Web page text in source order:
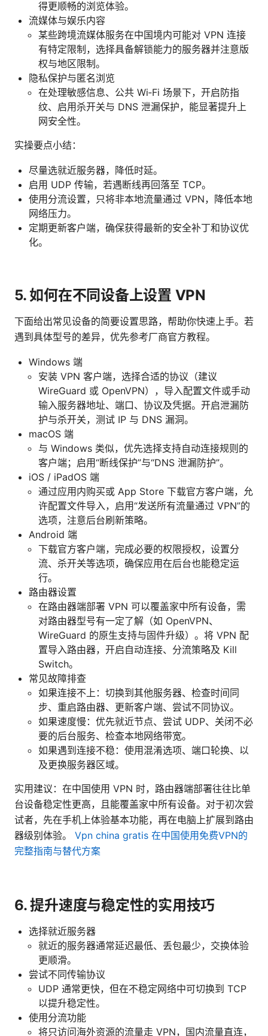
得更顺畅的浏览体验。
流媒体与娱乐内容
某些跨境流媒体服务在中国境内可能对 VPN 连接
有特定限制，选择具备解锁能力的服务器并注意版
权与地区限制。
隐私保护与匿名浏览
在处理敏感信息、公共 Wi‑Fi 场景下，开启防指
纹、启用杀开关与 DNS 泄漏保护，能显著提升上
网安全性。
实操要点小结：
尽量选就近服务器，降低时延。
启用 UDP 传输，若遇断线再回落至 TCP。
使用分流设置，只将非本地流量通过 VPN，降低本地
网络压力。
定期更新客户端，确保获得最新的安全补丁和协议优
化。
5. 如何在不同设备上设置 VPN
下面给出常见设备的简要设置思路，帮助你快速上手。若
遇到具体型号的差异，优先参考厂商官方教程。
Windows 端
安装 VPN 客户端，选择合适的协议（建议
WireGuard 或 OpenVPN），导入配置文件或手动
输入服务器地址、端口、协议及凭据。开启泄漏防
护与杀开关，测试 IP 与 DNS 漏洞。
macOS 端
与 Windows 类似，优先选择支持自动连接规则的
客户端；启用“断线保护”与“DNS 泄漏防护”。
iOS / iPadOS 端
通过应用内购买或 App Store 下载官方客户端，允
许配置文件导入，启用“发送所有流量通过 VPN”的
选项，注意后台刷新策略。
Android 端
下载官方客户端，完成必要的权限授权，设置分
流、杀开关等选项，确保应用在后台也能稳定运
行。
路由器设置
在路由器端部署 VPN 可以覆盖家中所有设备，需
对路由器型号有一定了解（如 OpenVPN、
WireGuard 的原生支持与固件升级）。将 VPN 配
置导入路由器，开启自动连接、分流策略及 Kill
Switch。
常见故障排查
如果连接不上：切换到其他服务器、检查时间同
步、重启路由器、更新客户端、尝试不同协议。
如果速度慢：优先就近节点、尝试 UDP、关闭不必
要的后台服务、检查本地网络带宽。
如果遇到连接不稳：使用混淆选项、端口轮换、以
及更换服务器区域。
实用建议：在中国使用 VPN 时，路由器端部署往往比单
台设备稳定性更高，且能覆盖家中所有设备。对于初次尝
试者，先在手机上体验基本功能，再在电脑上扩展到路由
器级别体验。 Vpn china gratis 在中国使用免费VPN的
完整指南与替代方案
6. 提升速度与稳定性的实用技巧
选择就近服务器
就近的服务器通常延迟最低、丢包最少，交换体验
更顺滑。
尝试不同传输协议
UDP 通常更快，但在不稳定网络中可切换到 TCP
以提升稳定性。
使用分流功能
将只访问海外资源的流量走 VPN，国内流量直连，